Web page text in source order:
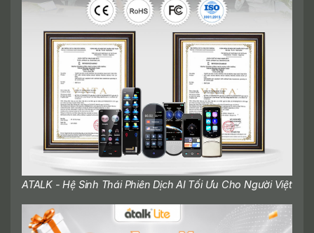
ATALK - Hệ Sinh Thái Phiên Dịch AI Tối Ưu Cho Người Việt